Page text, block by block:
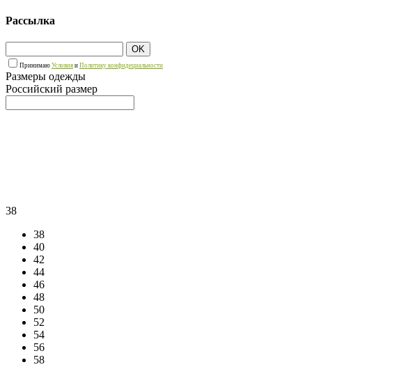
Рассылка
OK
Принимаю Условия и Политику конфидециальности
Размеры одежды
Российский размер
38
38
40
42
44
46
48
50
52
54
56
58